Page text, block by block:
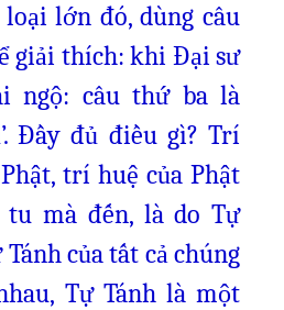
lớn đó, dùng câu
giải thích: khi Đại sư
ngộ: câu thứ ba là
Đầy đủ điều gì? Trí
trí huệ của Phật
tu mà đến, là do Tự
Tánh của tất cả chúng
Tự Tánh là một